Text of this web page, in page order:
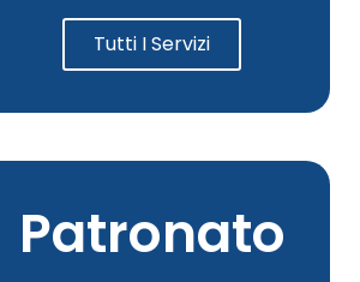
Tutti I Servizi
Patronato